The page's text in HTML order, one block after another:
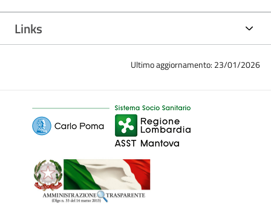
Links
Ultimo aggiornamento: 23/01/2026